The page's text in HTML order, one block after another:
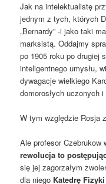
Jak na intelektualistę
jednym z tych, których
„Bernardy” -i jako taki
marksistą. Oddajmy
po 1905 roku po drugiej
inteligentnego umysłu,
dywagacje wielkiego
domorosłych uczonych i
W tym względzie Rosja
Ale profesor Czebrukow
rewolucja to
się jej zagorzałym
dla niego Katedrę